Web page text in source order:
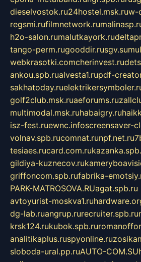
dieselvostok.ru24hostel.msk.ruw-
regsmi.rufilmnetwork.ru
h2o-salon.rumalutkayork.ru
tango-perm.rugooddir.rusgv.su
webkrasotki.comcherinvest.ru
ankou.spb.rualvesta1.rupdf-
sakhatoday.ru
golf2club.msk.ruaeforums.ru
multimodal.msk.ruhabaigry.ru
isz-fest.ruewnc.infoscreensaver-
volnav.spb.rucomnat.runpf.net.ru
tesiaes.rucard.com.ru
gildiya-kuznecov.ru
griffoncom.spb.rufabrika-
PARK-MATROSOVA.RUagat.spb.ru
avtoyurist-moskva1.ru
dg-lab.ruangrup.rurecruiter.spb.ru
krsk124.rukubok.spb.ru
analitikaplus.ruspyonline.ru
sloboda-ural.pp.ruAUTO-COM.SU